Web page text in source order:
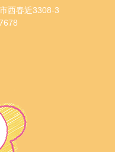
西春近3308-3